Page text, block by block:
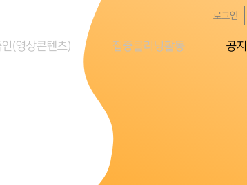
로그인
(영상콘텐츠) 집중클리닝활동 공